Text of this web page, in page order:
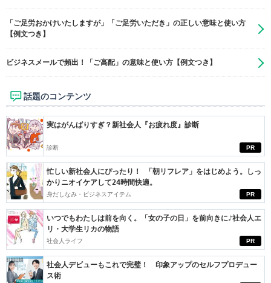
「ご足労おかけいたしますが」「ご足労いただき」の正しい意味と使い方
【例文つき】
ビジネスメールで頻出！「ご高配」の意味と使い方【例文つき】
話題のコンテンツ
PR
実はがんばりすぎ？新社会人『お疲れ度』診断
診断
PR
忙しい新社会人にぴったり！ 「朝リフレア」をはじめよう。しっ
かりニオイケアして24時間快適。
身だしなみ・ビジネスアイテム
PR
いつでもわたしは前を向く。「女の子の日」を前向きに♪社会人エ
リ・大学生リカの物語
社会人ライフ
社会人デビューもこれで完璧！ 印象アップのセルフプロデュー
ス術